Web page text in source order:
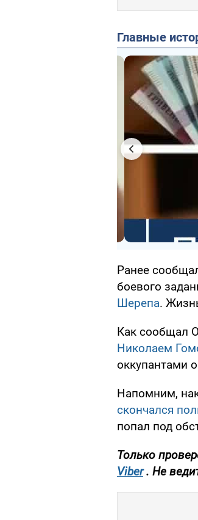
Главные
Ранее
боевого
Шерепа.
Как сообщал
Николаем
оккупантами
Напомним,
скончался
попал под
Только
Viber . Не